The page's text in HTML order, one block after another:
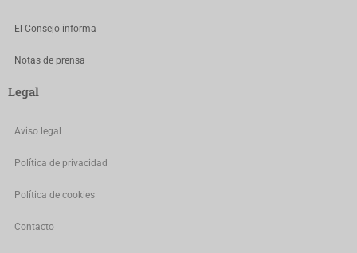
El Consejo informa
Notas de prensa
Legal
Aviso legal
Política de privacidad
Política de cookies
Contacto